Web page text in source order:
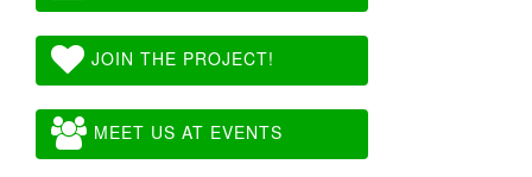
JOIN THE PROJECT!
MEET US AT EVENTS